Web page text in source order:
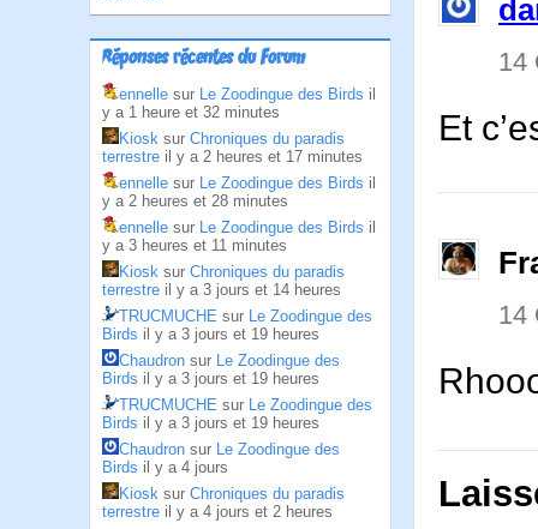
Réponses récentes du Forum
ennelle sur Le Zoodingue des Birds il
y a 1 heure et 32 minutes
Kiosk sur Chroniques du paradis
terrestre il y a 2 heures et 17 minutes
ennelle sur Le Zoodingue des Birds il
y a 2 heures et 28 minutes
ennelle sur Le Zoodingue des Birds il
y a 3 heures et 11 minutes
Kiosk sur Chroniques du paradis
terrestre il y a 3 jours et 14 heures
TRUCMUCHE sur Le Zoodingue des
Birds il y a 3 jours et 19 heures
Chaudron sur Le Zoodingue des
Birds il y a 3 jours et 19 heures
TRUCMUCHE sur Le Zoodingue des
Birds il y a 3 jours et 19 heures
Chaudron sur Le Zoodingue des
Birds il y a 4 jours
Kiosk sur Chroniques du paradis
terrestre il y a 4 jours et 2 heures
14
Et
14